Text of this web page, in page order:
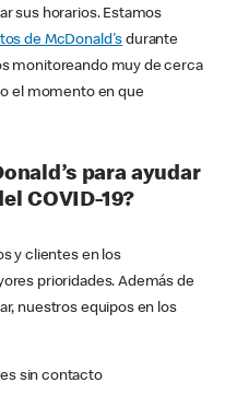
sus horarios. Estamos
de McDonald's durante
monitoreando muy de cerca
el momento en que
para ayudar
COVID-19?
y clientes en los
prioridades. Además de
nuestros equipos en los
sin contacto